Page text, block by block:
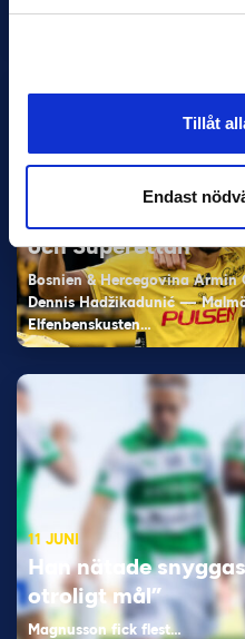
Tillåt
Endast
Samma vinnare som i…
och Superettan
Bosnien & Hercegovina
Dennis Hadžikadunić —
Elfenbenskusten…
11 JUNI
Han nätade
otroligt mål”
Magnusson fick flest…